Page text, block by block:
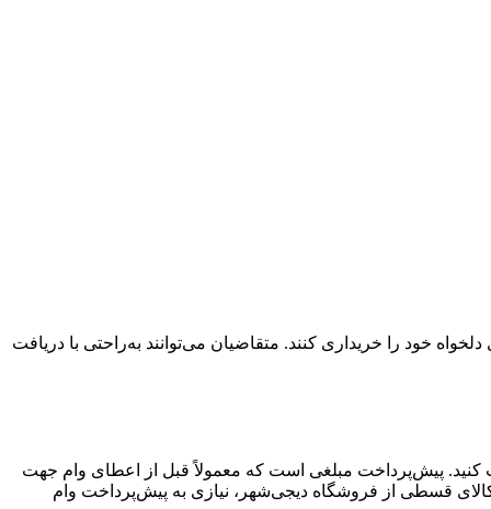
خود را خریداری کنند. متقاضیان می‌توانند به‌راحتی با دریافت
کنید. پیش‌پرداخت مبلغی است که معمولاً قبل از اعطای وام جهت
قسطی از فروشگاه دیجی‌شهر، نیازی به پیش‌پرداخت وام